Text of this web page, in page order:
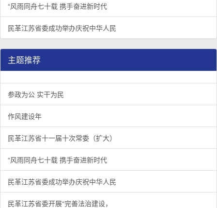
“风雨同舟七十载 携手奋进新时代
民革江苏省委成功举办庆祝中华人民
主题推荐
参政为公 实干为民
作风建设年
民革江苏省十一届十次常委（扩大）
“风雨同舟七十载 携手奋进新时代
民革江苏省委成功举办庆祝中华人民
民革江苏省委开展“完善法治建设，